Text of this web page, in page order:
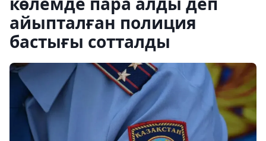
айыпталған полиция
бастығы сотталды